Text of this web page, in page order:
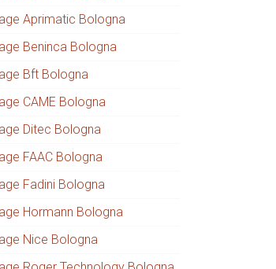
Aprimatic Bologna
Beninca Bologna
Bft Bologna
CAME Bologna
Ditec Bologna
FAAC Bologna
Fadini Bologna
Hormann Bologna
Nice Bologna